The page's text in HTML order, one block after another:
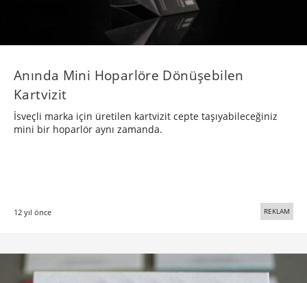
Anında Mini Hoparlöre Dönüşebilen
Kartvizit
İsveçli marka için üretilen kartvizit cepte taşıyabileceğiniz
mini bir hoparlör aynı zamanda.
12 yıl önce REKLAM